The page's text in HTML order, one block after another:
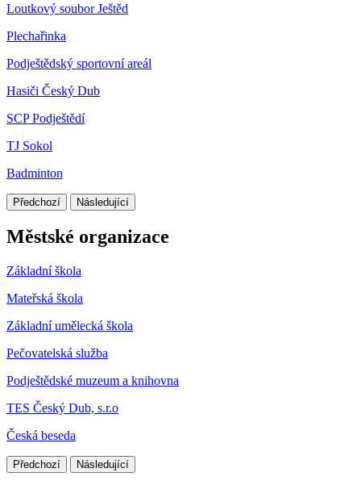
Loutkový soubor Ještěd
Plechařinka
Podještědský sportovní areál
Hasiči Český Dub
SCP Podještědí
TJ Sokol
Badminton
Předchozí Následující
Městské organizace
Základní škola
Mateřská škola
Základní umělecká škola
Pečovatelská služba
Podještědské muzeum a knihovna
TES Český Dub, s.r.o
Česká beseda
Předchozí Následující